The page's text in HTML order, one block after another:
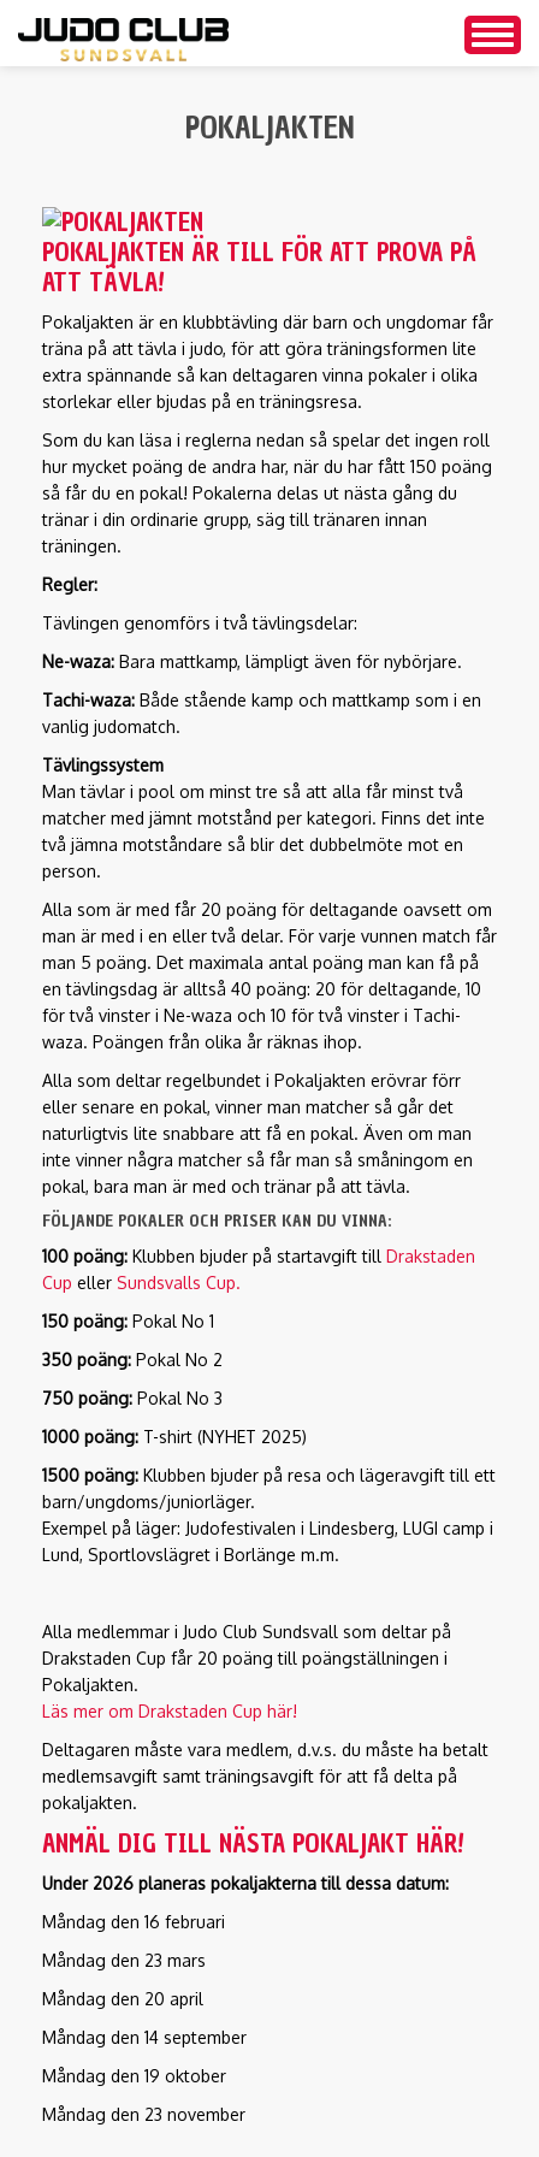
POKALJAKTEN
POKALJAKTEN ÄR TILL FÖR ATT PROVA PÅ
ATT TÄVLA!
Pokaljakten är en klubbtävling där barn och ungdomar får
träna på att tävla i judo, för att göra träningsformen lite
extra spännande så kan deltagaren vinna pokaler i olika
storlekar eller bjudas på en träningsresa.
Som du kan läsa i reglerna nedan så spelar det ingen roll
hur mycket poäng de andra har, när du har fått 150 poäng
så får du en pokal! Pokalerna delas ut nästa gång du
tränar i din ordinarie grupp, säg till tränaren innan
träningen.
Regler:
Tävlingen genomförs i två tävlingsdelar:
Ne-waza: Bara mattkamp, lämpligt även för nybörjare.
Tachi-waza: Både stående kamp och mattkamp som i en
vanlig judomatch.
Tävlingssystem
Man tävlar i pool om minst tre så att alla får minst två
matcher med jämnt motstånd per kategori. Finns det inte
två jämna motståndare så blir det dubbelmöte mot en
person.
Alla som är med får 20 poäng för deltagande oavsett om
man är med i en eller två delar. För varje vunnen match får
man 5 poäng. Det maximala antal poäng man kan få på
en tävlingsdag är alltså 40 poäng: 20 för deltagande, 10
för två vinster i Ne-waza och 10 för två vinster i Tachi-
waza. Poängen från olika år räknas ihop.
Alla som deltar regelbundet i Pokaljakten erövrar förr
eller senare en pokal, vinner man matcher så går det
naturligtvis lite snabbare att få en pokal. Även om man
inte vinner några matcher så får man så småningom en
pokal, bara man är med och tränar på att tävla.
FÖLJANDE POKALER OCH PRISER KAN DU VINNA:
100 poäng: Klubben bjuder på startavgift till Drakstaden
Cup eller Sundsvalls Cup.
150 poäng: Pokal No 1
350 poäng: Pokal No 2
750 poäng: Pokal No 3
1000 poäng: T-shirt (NYHET 2025)
1500 poäng: Klubben bjuder på resa och lägeravgift till ett
barn/ungdoms/juniorläger.
Exempel på läger: Judofestivalen i Lindesberg, LUGI camp i
Lund, Sportlovslägret i Borlänge m.m.
Alla medlemmar i Judo Club Sundsvall som deltar på
Drakstaden Cup får 20 poäng till poängställningen i
Pokaljakten.
Läs mer om Drakstaden Cup här!
Deltagaren måste vara medlem, d.v.s. du måste ha betalt
medlemsavgift samt träningsavgift för att få delta på
pokaljakten.
ANMÄL DIG TILL NÄSTA POKALJAKT HÄR!
Under 2026 planeras pokaljakterna till dessa datum:
Måndag den 16 februari
Måndag den 23 mars
Måndag den 20 april
Måndag den 14 september
Måndag den 19 oktober
Måndag den 23 november